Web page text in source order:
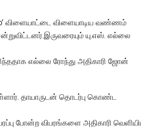
விளையாட்டை விளையாடிய வண்ணம்
யு.எஸ். எல்லை
எல்லை ரோந்து அதிகாரி ஜோன்
தாயாருடன் தொடர்பு கொண்ட
போன்ற விபரங்களை அதிகாரி வெளியிட